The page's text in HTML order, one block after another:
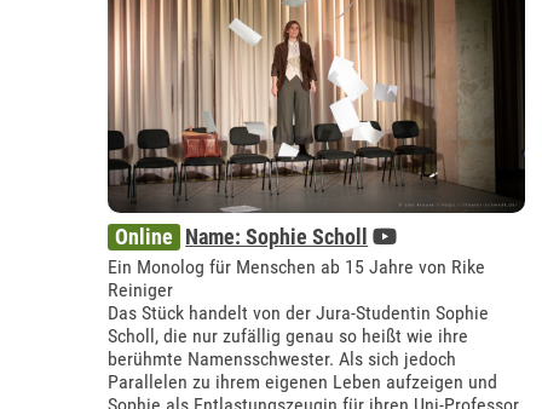
Online Name: Sophie Scholl
Ein Monolog für Menschen ab 15 Jahre von Rike
Reiniger
Das Stück handelt von der Jura-Studentin Sophie
Scholl, die nur zufällig genau so heißt wie ihre
berühmte Namensschwester. Als sich jedoch
Parallelen zu ihrem eigenen Leben aufzeigen und